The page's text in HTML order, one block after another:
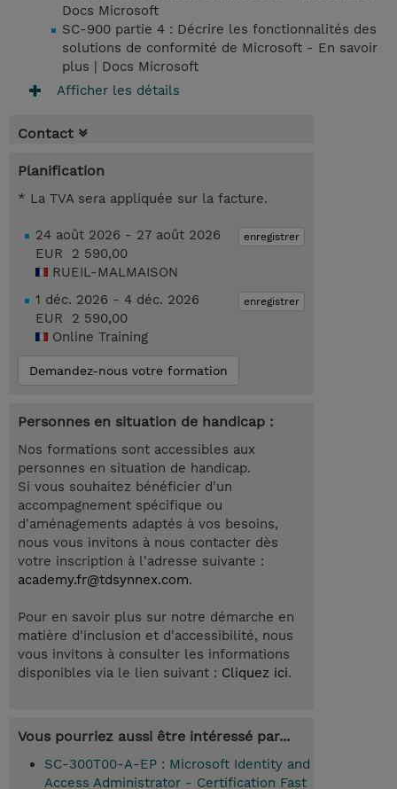
Docs Microsoft
SC-900 partie 4 : Décrire les fonctionnalités des
solutions de conformité de Microsoft - En savoir
plus | Docs Microsoft
Afficher les détails
Contact
Planification
* La TVA sera appliquée sur la facture.
enregistrer
24 août 2026 - 27 août 2026
EUR 2 590,00
RUEIL-MALMAISON
enregistrer
1 déc. 2026 - 4 déc. 2026
EUR 2 590,00
Online Training
Demandez-nous votre formation
Personnes en situation de handicap :
Nos formations sont accessibles aux
personnes en situation de handicap.
Si vous souhaitez bénéficier d'un
accompagnement spécifique ou
d'aménagements adaptés à vos besoins,
nous vous invitons à nous contacter dès
votre inscription à l'adresse suivante :
academy.fr@tdsynnex.com.
Pour en savoir plus sur notre démarche en
matière d'inclusion et d'accessibilité, nous
vous invitons à consulter les informations
disponibles via le lien suivant : Cliquez ici.
Vous pourriez aussi être intéressé par...
SC-300T00-A-EP : Microsoft Identity and
Access Administrator - Certification Fast